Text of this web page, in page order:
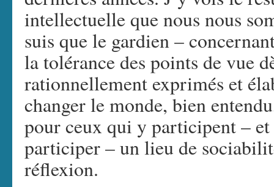
intellectuelle que nous nous
suis que le gardien –
la tolérance des points de vue
rationnellement exprimés et
changer le monde, bien
pour ceux qui y participent –
participer – un lieu de
réflexion.